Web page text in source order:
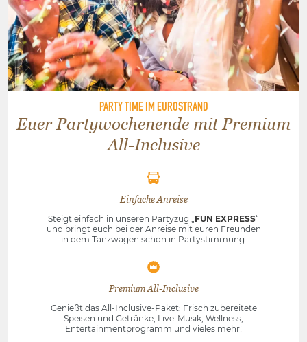
PARTY TIME IM EUROSTRAND
Euer Partywochenende mit Premium
All-Inclusive
Einfache Anreise
Steigt einfach in unseren Partyzug „FUN EXPRESS“
und bringt euch bei der Anreise mit euren Freunden
in dem Tanzwagen schon in Partystimmung.
Premium All-Inclusive
Genießt das All-Inclusive-Paket: Frisch zubereitete
Speisen und Getränke, Live-Musik, Wellness,
Entertainmentprogramm und vieles mehr!